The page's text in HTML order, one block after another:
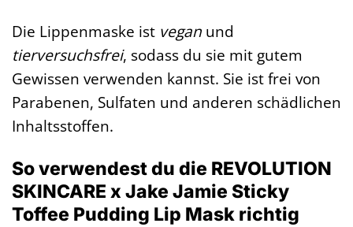
Die Lippenmaske ist vegan und
tierversuchsfrei, sodass du sie mit gutem
Gewissen verwenden kannst. Sie ist frei von
Parabenen, Sulfaten und anderen schädlichen
Inhaltsstoffen.
So verwendest du die REVOLUTION
SKINCARE x Jake Jamie Sticky
Toffee Pudding Lip Mask richtig